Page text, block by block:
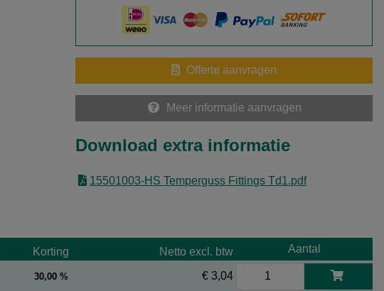
Offerte aanvragen
Meer informatie aanvragen
Download extra informatie
15501003-HS Temperguss Fittings Td1.pdf
Korting Netto excl. btw Aantal
30,00 % € 3,04